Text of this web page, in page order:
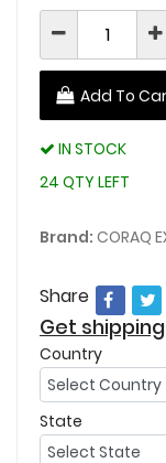
Add To
IN STOCK
24 QTY LEFT
Brand: CORAQ
Share
Get
Country
State